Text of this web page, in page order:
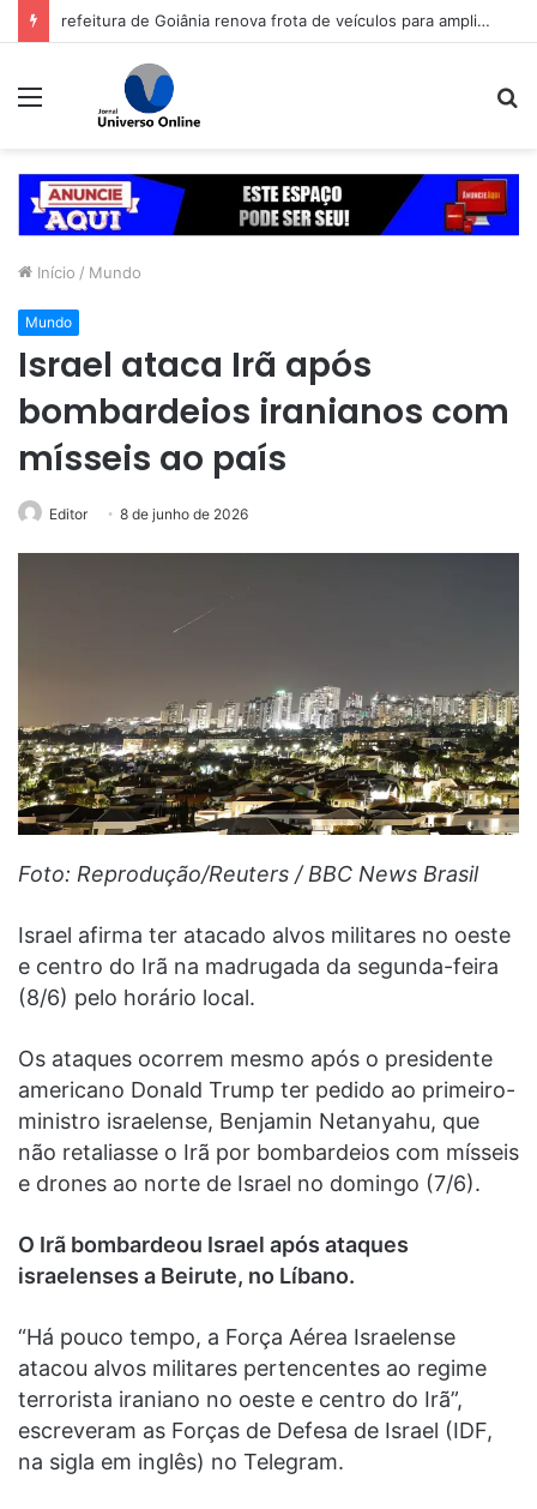
refeitura de Goiânia renova frota de veículos para ampliar eficiência dos serviços e reduzir custos com manutenção
Menu
Início / Mundo
Mundo
Israel ataca Irã após
bombardeios iranianos com
mísseis ao país
Editor 8 de junho de 2026
Foto: Reprodução/Reuters / BBC News Brasil
Israel afirma ter atacado alvos militares no oeste
e centro do Irã na madrugada da segunda-feira
(8/6) pelo horário local.
Os ataques ocorrem mesmo após o presidente
americano Donald Trump ter pedido ao primeiro-
ministro israelense, Benjamin Netanyahu, que
não retaliasse o Irã por bombardeios com mísseis
e drones ao norte de Israel no domingo (7/6).
O Irã bombardeou Israel após ataques
israelenses a Beirute, no Líbano.
“Há pouco tempo, a Força Aérea Israelense
atacou alvos militares pertencentes ao regime
terrorista iraniano no oeste e centro do Irã”,
escreveram as Forças de Defesa de Israel (IDF,
na sigla em inglês) no Telegram.